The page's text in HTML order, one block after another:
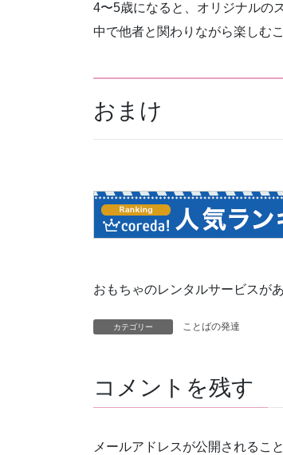
4〜5歳になると、オリジナルの
中で他者と関わりながら楽しむ
おまけ
おもちゃのレンタルサービスが
カテゴリー ことばの発達
コメントを残す
メールアドレスが公開されるこ